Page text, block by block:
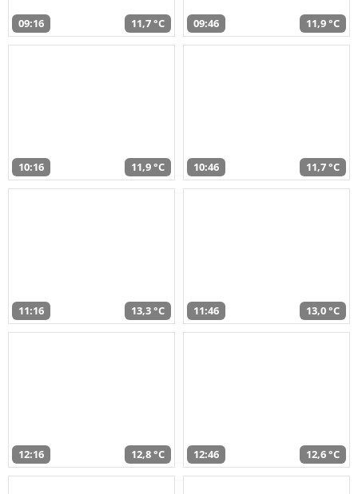
09:16 11,7 °C 09:46 11,9 °C
10:16 11,9 °C 10:46 11,7 °C
11:16 13,3 °C 11:46 13,0 °C
12:16 12,8 °C 12:46 12,6 °C